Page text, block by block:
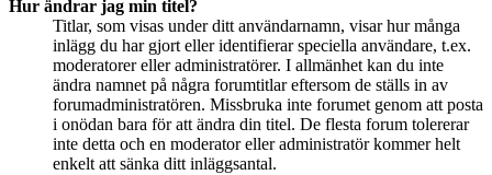
Hur ändrar jag min titel?
Titlar, som visas under ditt användarnamn, visar hur många
inlägg du har gjort eller identifierar speciella användare, t.ex.
moderatorer eller administratörer. I allmänhet kan du inte
ändra namnet på några forumtitlar eftersom de ställs in av
forumadministratören. Missbruka inte forumet genom att posta
i onödan bara för att ändra din titel. De flesta forum tolererar
inte detta och en moderator eller administratör kommer helt
enkelt att sänka ditt inläggsantal.